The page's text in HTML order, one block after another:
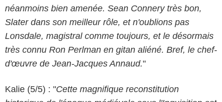
néanmoins bien amenée. Sean Connery très bon,
Slater dans son meilleur rôle, et n'oublions pas
Lonsdale, magistral comme toujours, et le désormais
très connu Ron Perlman en gitan aliéné. Bref, le chef-
d'œuvre de Jean-Jacques Annaud."
Kalie (5/5) : "Cette magnifique reconstitution